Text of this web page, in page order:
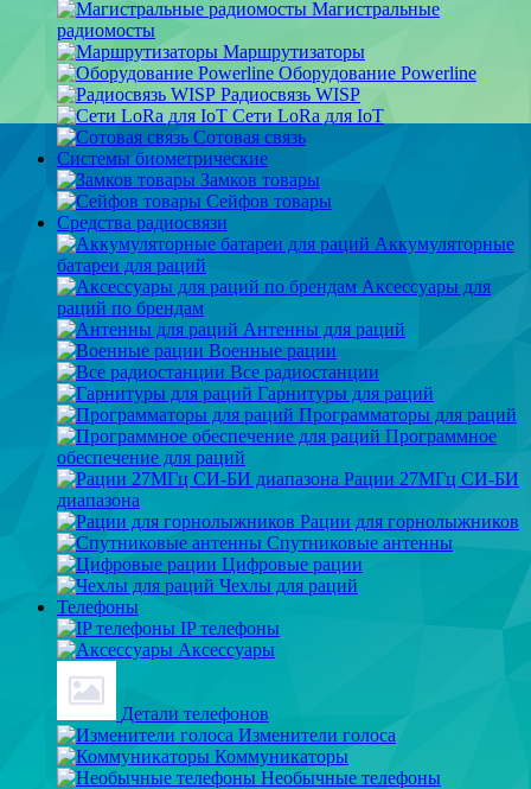
Магистральные
радиомосты
Маршрутизаторы
Оборудование Powerline
Радиосвязь WISP
Сети LoRa для IoT
Сотовая связь
Системы биометрические
Замков товары
Сейфов товары
Средства радиосвязи
Аккумуляторные
батареи для раций
Аксессуары для
раций по брендам
Антенны для раций
Военные рации
Все радиостанции
Гарнитуры для раций
Программаторы для раций
Программное
обеспечение для раций
Рации 27МГц СИ-БИ
диапазона
Рации для горнолыжников
Спутниковые антенны
Цифровые рации
Чехлы для раций
Телефоны
IP телефоны
Аксессуары
Детали телефонов
Изменители голоса
Коммуникаторы
Необычные телефоны